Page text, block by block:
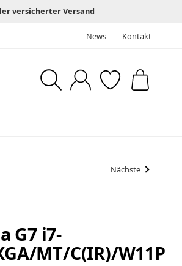
versicherter Versand
News Kontakt
Nächste
G7 i7-
MT/C(IR)/W11P